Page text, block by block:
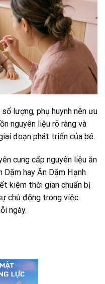
lượng, phụ huynh nên ưu
nguyên liệu rõ ràng và
đoạn phát triển của bé.
cung cấp nguyên liệu ăn
Dặm hay Ăn Dặm Hạnh
kiệm thời gian chuẩn bị
chủ động trong việc
ngày.